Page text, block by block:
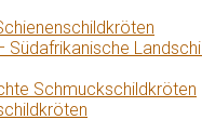
Schmuckschildkröten